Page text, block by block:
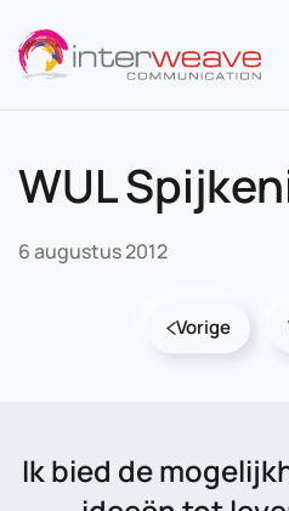
Overslaan en naar de
WUL
6 augustus 2012
Vorige
Ik bied de